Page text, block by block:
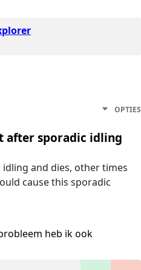
OPTIES
after sporadic idling
and dies, other times
cause this sporadic
heb ik ook